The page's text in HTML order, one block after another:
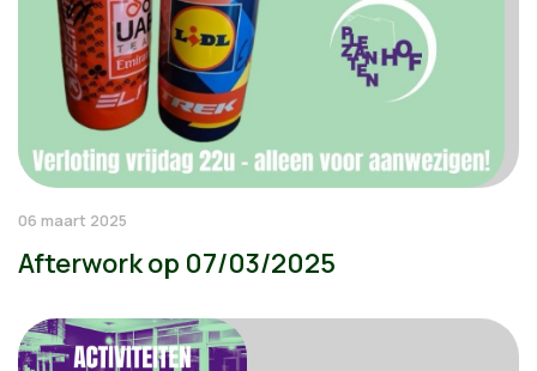
06 maart 2025
Afterwork op 07/03/2025